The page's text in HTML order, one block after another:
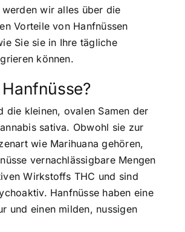
wir alles über die
Vorteile von Hanfnüssen
Sie sie in Ihre tägliche
können.
die kleinen, ovalen Samen der
sativa. Obwohl sie zur
wie Marihuana gehören,
vernachlässigbare Mengen
Wirkstoffs THC und sind
Hanfnüsse haben eine
und einen milden, nussigen